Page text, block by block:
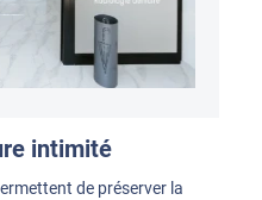
intimité
de préserver la